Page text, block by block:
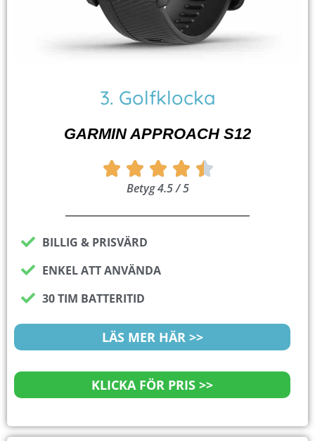
3. Golfklocka
GARMIN APPROACH S12
    Betygsatt
av
Betyg 4.5 / 5
BILLIG & PRISVÄRD
ENKEL ATT ANVÄNDA
30 TIM BATTERITID
LÄS MER HÄR >>
KLICKA FÖR PRIS >>